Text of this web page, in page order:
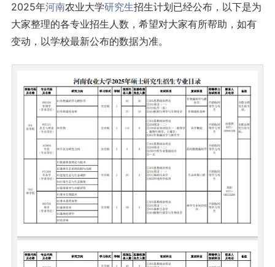
2025年河南农业大学研究生招生计划已经公布，以下是为
大家整理的各专业招生人数，希望对大家有所帮助，如有
变动，以学校最新公布的数据为准。